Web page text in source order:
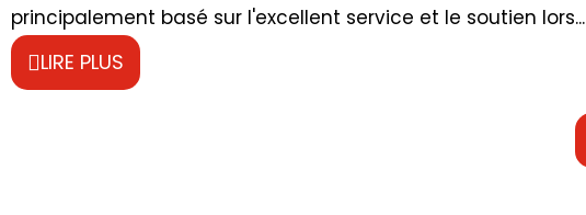
principalement basé sur l'excellent service et le soutien lors...
LIRE PLUS